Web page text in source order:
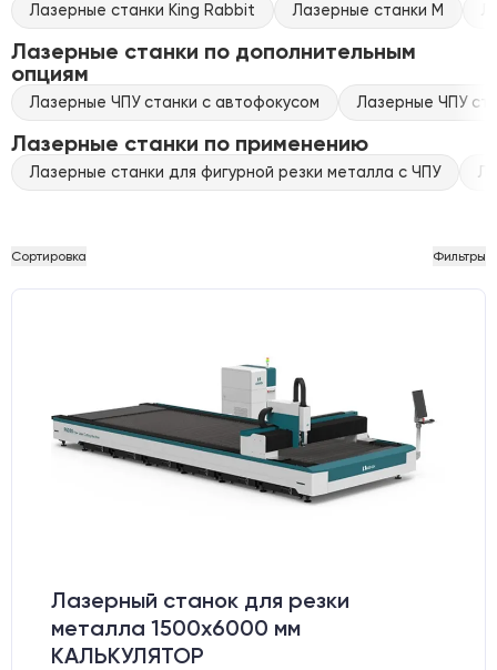
Лазерные станки King Rabbit Лазерные станки M
Лазерные станки по дополнительным
опциям
Лазерные ЧПУ станки с автофокусом Лазерные ЧПУ
Лазерные станки по применению
Лазерные станки для фигурной резки металла с ЧПУ
Сортировка Фильтры
Лазерный станок для резки
металла 1500x6000 мм
КАЛЬКУЛЯТОР